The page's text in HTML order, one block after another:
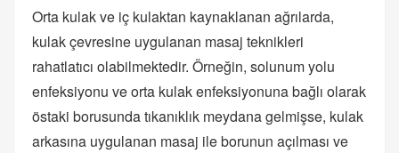
Orta kulak ve iç kulaktan kaynaklanan ağrılarda,
kulak çevresine uygulanan masaj teknikleri
rahatlatıcı olabilmektedir. Örneğin, solunum yolu
enfeksiyonu ve orta kulak enfeksiyonuna bağlı olarak
östaki borusunda tıkanıklık meydana gelmişse, kulak
arkasına uygulanan masaj ile borunun açılması ve